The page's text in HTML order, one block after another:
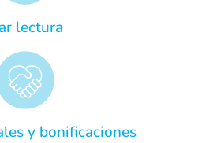
lectura
y bonificaciones